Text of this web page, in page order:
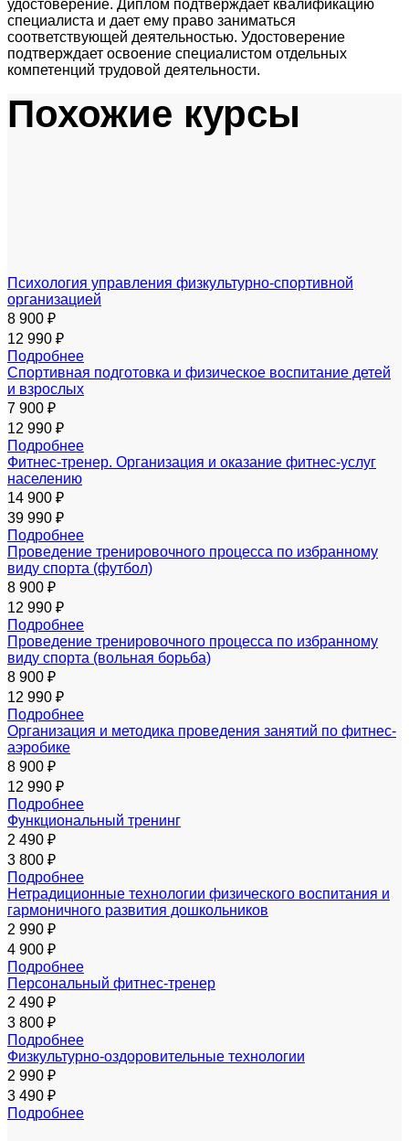
удостоверение. Диплом подтверждает квалификацию
специалиста и дает ему право заниматься
соответствующей деятельностью. Удостоверение
подтверждает освоение специалистом отдельных
компетенций трудовой деятельности.
Похожие курсы
Психология управления физкультурно-спортивной
организацией
8 900 ₽
12 990 ₽
Подробнее
Спортивная подготовка и физическое воспитание детей
и взрослых
7 900 ₽
12 990 ₽
Подробнее
Фитнес-тренер. Организация и оказание фитнес-услуг
населению
14 900 ₽
39 990 ₽
Подробнее
Проведение тренировочного процесса по избранному
виду спорта (футбол)
8 900 ₽
12 990 ₽
Подробнее
Проведение тренировочного процесса по избранному
виду спорта (вольная борьба)
8 900 ₽
12 990 ₽
Подробнее
Организация и методика проведения занятий по фитнес-
аэробике
8 900 ₽
12 990 ₽
Подробнее
Функциональный тренинг
2 490 ₽
3 800 ₽
Подробнее
Нетрадиционные технологии физического воспитания и
гармоничного развития дошкольников
2 990 ₽
4 900 ₽
Подробнее
Персональный фитнес-тренер
2 490 ₽
3 800 ₽
Подробнее
Физкультурно-оздоровительные технологии
2 990 ₽
3 490 ₽
Подробнее